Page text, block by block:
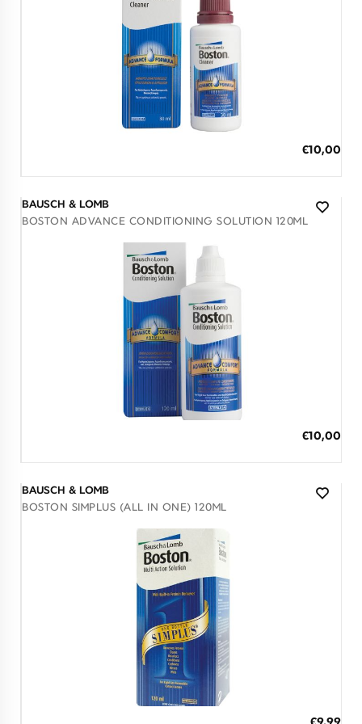
Εντός Στοάς Πεσματζόγλου,
Πανεπιστημίου 39, 10564, Αθήνα, Ελλάδα
Τρί-Πέμ-Παρ
Σάβ
10:00 - 19:00 10:00 - 16:00
€10,00
Διαθέσιμο
BAUSCH & LOMB
BOSTON ADVANCE CONDITIONING SOLUTION 120ML
€10,00
BAUSCH & LOMB
BOSTON SIMPLUS (ALL IN ONE) 120ML
€9,99
ΠΡΟΣΘΗΚΗ ΣΤΟ ΚΑΛΑΘΙ